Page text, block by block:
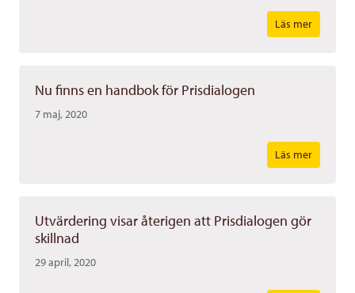
Läs mer
Nu finns en handbok för Prisdialogen
7 maj, 2020
Läs mer
Utvärdering visar återigen att Prisdialogen gör
skillnad
29 april, 2020